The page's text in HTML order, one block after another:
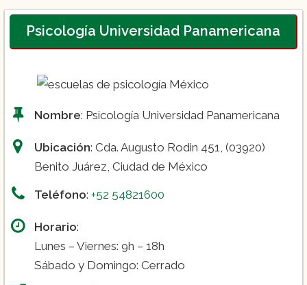
Maestrías en diversas ramas de la
Psicología
Doctorados en Psicología
Psicología Universidad Panamericana
Nombre: Psicología Universidad Panamericana
Ubicación: Cda. Augusto Rodin 451, (03920)
Benito Juárez, Ciudad de México
Teléfono: +52 54821600
Horario:
Lunes – Viernes: 9h – 18h
Sábado y Domingo: Cerrado